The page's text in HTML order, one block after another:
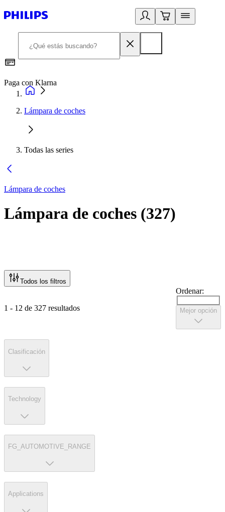
Paga con Klarna
Lámpara de coches
Todas las series
Lámpara de coches
Lámpara de coches (327)
Todos los filtros
1 - 12 de 327 resultados
Ordenar:
Mejor opción
Clasificación
Technology
FG_AUTOMOTIVE_RANGE
Applications